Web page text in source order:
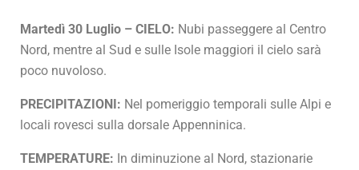
Martedì 30 Luglio – CIELO: Nubi passeggere al Centro
Nord, mentre al Sud e sulle Isole maggiori il cielo sarà
poco nuvoloso.
PRECIPITAZIONI: Nel pomeriggio temporali sulle Alpi e
locali rovesci sulla dorsale Appenninica.
TEMPERATURE: In diminuzione al Nord, stazionarie